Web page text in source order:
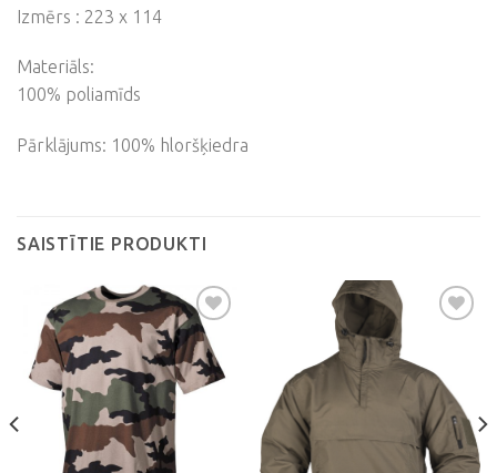
Izmērs : 223 x 114
Materiāls:
100% poliamīds
Pārklājums: 100% hloršķiedra
SAISTĪTIE PRODUKTI
Pievienot
vēlmju
sarakstam
Pievienot
vēlmju
sarakstam